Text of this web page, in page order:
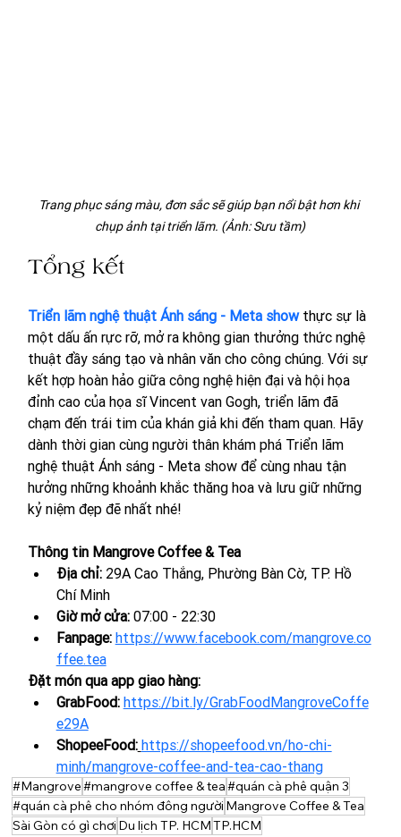
Trang phục sáng màu, đơn sắc sẽ giúp bạn nổi bật hơn khi
chụp ảnh tại triển lãm. (Ảnh: Sưu tầm)
Tổng kết
Triển lãm nghệ thuật Ánh sáng - Meta show thực sự là
một dấu ấn rực rỡ, mở ra không gian thưởng thức nghệ
thuật đầy sáng tạo và nhân văn cho công chúng. Với sự
kết hợp hoàn hảo giữa công nghệ hiện đại và hội họa
đỉnh cao của họa sĩ Vincent van Gogh, triển lãm đã
chạm đến trái tim của khán giả khi đến tham quan. Hãy
dành thời gian cùng người thân khám phá Triển lãm
nghệ thuật Ánh sáng - Meta show để cùng nhau tận
hưởng những khoảnh khắc thăng hoa và lưu giữ những
kỷ niệm đẹp đẽ nhất nhé!
Thông tin Mangrove Coffee & Tea
Địa chỉ: 29A Cao Thắng, Phường Bàn Cờ, TP. Hồ
Chí Minh
Giờ mở cửa: 07:00 - 22:30
Fanpage: https://www.facebook.com/mangrove.co
ffee.tea
Đặt món qua app giao hàng:
GrabFood: https://bit.ly/GrabFoodMangroveCoffe
e29A
ShopeeFood: https://shopeefood.vn/ho-chi-
minh/mangrove-coffee-and-tea-cao-thang
#Mangrove#mangrove coffee & tea#quán cà phê quận 3
#quán cà phê cho nhóm đông người Mangrove Coffee & Tea
Sài Gòn có gì chơi Du lịch TP. HCMTP.HCM